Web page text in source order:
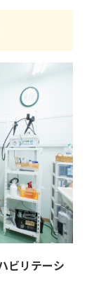
ビリテーシ